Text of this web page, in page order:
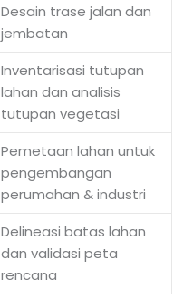
Desain trase jalan dan
jembatan
Inventarisasi tutupan
lahan dan analisis
tutupan vegetasi
Pemetaan lahan untuk
pengembangan
perumahan & industri
Delineasi batas lahan
dan validasi peta
rencana